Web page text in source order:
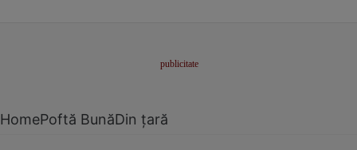
HomePoftă BunăDin țară